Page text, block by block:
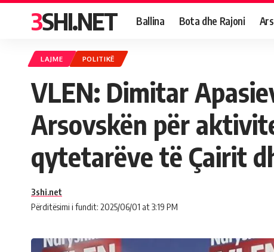
3SHI.NET Ballina Bota dhe Rajoni
LAJME POLITIKË
VLEN: Dimitar
Arsovskën për
qytetarëve të Çairit
Përditësimi i fundit: 2025/06/01 at 3:19 PM
3shi.net